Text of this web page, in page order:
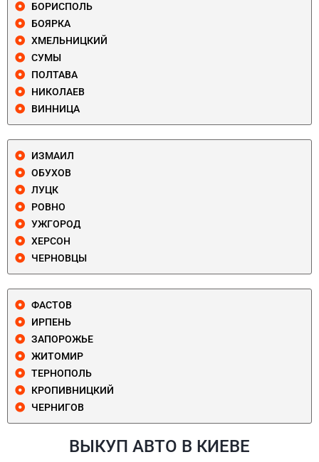
БОРИСПОЛЬ
БОЯРКА
ХМЕЛЬНИЦКИЙ
СУМЫ
ПОЛТАВА
НИКОЛАЕВ
ВИННИЦА
ИЗМАИЛ
ОБУХОВ
ЛУЦК
РОВНО
УЖГОРОД
ХЕРСОН
ЧЕРНОВЦЫ
ФАСТОВ
ИРПЕНЬ
ЗАПОРОЖЬЕ
ЖИТОМИР
ТЕРНОПОЛЬ
КРОПИВНИЦКИЙ
ЧЕРНИГОВ
ВЫКУП АВТО В КИЕВЕ